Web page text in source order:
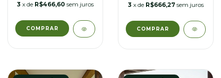
3 x de R$466,60 sem juros
3 x de R$666,27 sem juros